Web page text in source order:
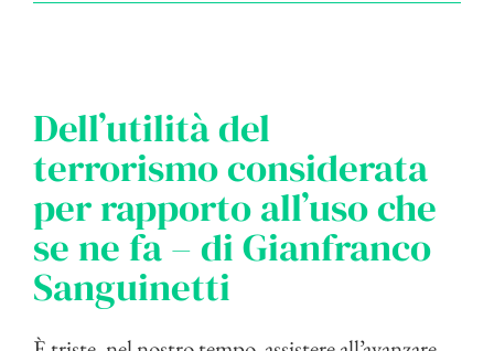
Dell’utilità del
terrorismo considerata
per rapporto all’uso che
se ne fa – di Gianfranco
Sanguinetti